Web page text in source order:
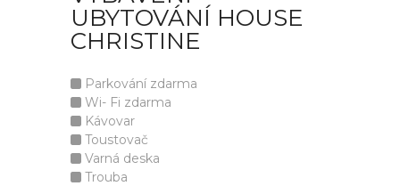
UBYTOVÁNÍ HOUSE
CHRISTINE
Parkování zdarma
Wi- Fi zdarma
Kávovar
Toustovač
Varná deska
Trouba